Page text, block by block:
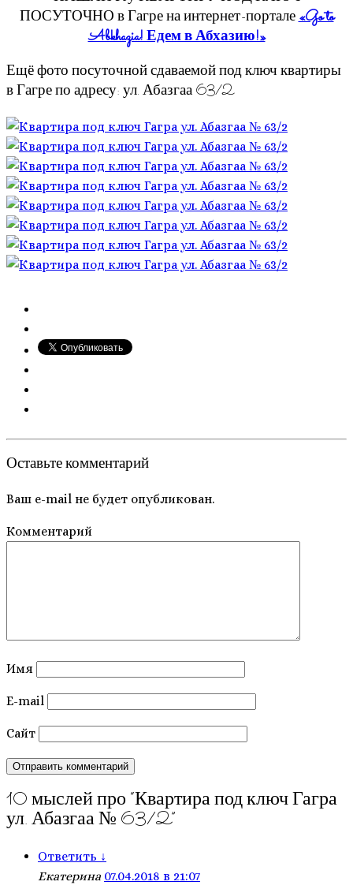
ПОСУТОЧНО в Гагре на интернет-портале«Go to
Abkhazia! Едем в Абхазию!»
Ещё фото посуточной сдаваемой под ключ квартиры
в Гагре по адресу: ул. Абазгаа 63/2
Оставьте комментарий
Ваш e-mail не будет опубликован.
Комментарий
Имя
E-mail
Сайт
10 мыслей про “Квартира под ключ Гагра
ул. Абазгаа № 63/2”
Ответить ↓
Екатерина 07.04.2018 в 21:07